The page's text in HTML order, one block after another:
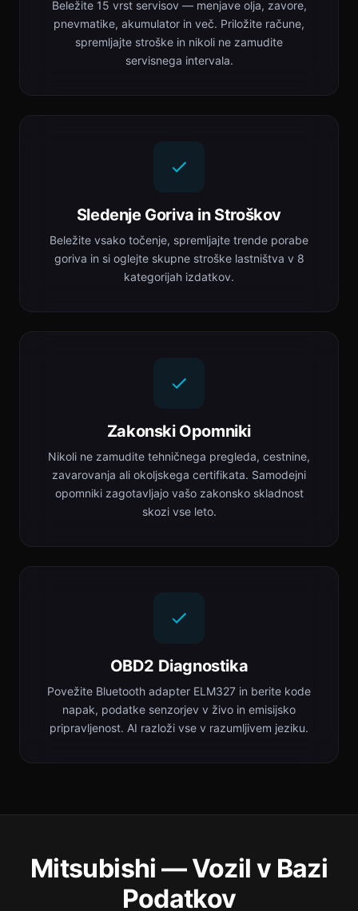
Beležite 15 vrst servisov — menjave olja, zavore,
pnevmatike, akumulator in več. Priložite račune,
spremljajte stroške in nikoli ne zamudite
servisnega intervala.
Sledenje Goriva in Stroškov
Beležite vsako točenje, spremljajte trende porabe
goriva in si oglejte skupne stroške lastništva v 8
kategorijah izdatkov.
Zakonski Opomniki
Nikoli ne zamudite tehničnega pregleda, cestnine,
zavarovanja ali okoljskega certifikata. Samodejni
opomniki zagotavljajo vašo zakonsko skladnost
skozi vse leto.
OBD2 Diagnostika
Povežite Bluetooth adapter ELM327 in berite kode
napak, podatke senzorjev v živo in emisijsko
pripravljenost. AI razloži vse v razumljivem jeziku.
Mitsubishi — Vozil v Bazi
Podatkov